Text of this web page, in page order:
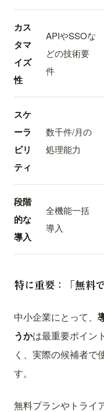
カス
タマ
イズ
性
APIやSSOな
どの技術要
件
スケ
ーラ
ビリ
ティ
数千件/月の
処理能力
段階
的な
導入
全機能一括
導入
特に重要：「無料
中小企業にとって、
うかは最重要ポイン
く、実際の候補者で
す。
無料プランやトライ